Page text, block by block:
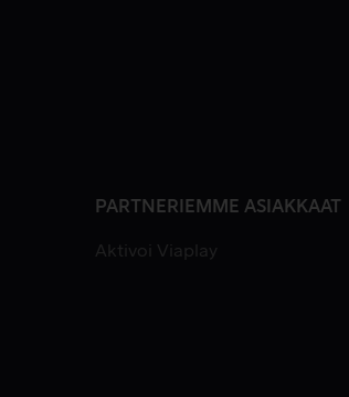
PARTNERIEMME ASIAKKAAT
Aktivoi Viaplay